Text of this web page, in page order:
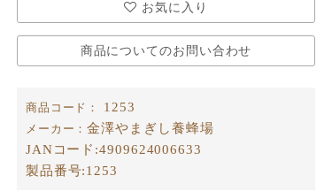
お気に入り
商品についてのお問い合わせ
商品コード： 1253
メーカー：金澤やまぎし養蜂場
JANコード:4909624006633
製品番号:1253